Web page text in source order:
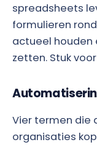
spreadsheets
formulieren
actueel houden
zetten. Stuk
Vier termen die
organisaties